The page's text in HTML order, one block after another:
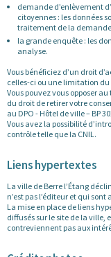
demande d’enlèvement
citoyennes : les données
traitement de la
la grande enquête : les
analyse.
Vous bénéficiez d’un droit
celles-ci ou une limitation
Vous pouvez vous opposer
du droit de retirer votre
au DPO - Hôtel de ville – BP
Vous avez la possibilité
contrôle telle que la CNIL.
Liens hypertextes
La ville de Berre l’Étang
n’est pas l’éditeur et qui
La mise en place de liens
diffusés sur le site de la ville,
contreviennent pas aux